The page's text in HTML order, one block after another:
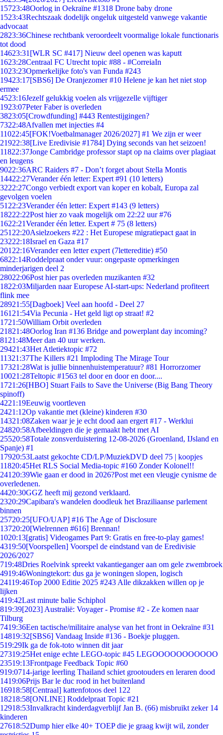
15723:48Oorlog in Oekraïne #1318 Drone baby drone
1523:43Rechtszaak dodelijk ongeluk uitgesteld vanwege vakantie
advocaat
2823:36Chinese rechtbank veroordeelt voormalige lokale functionaris
tot dood
14623:31 [WLR SC #417] Nieuw deel openen was kaputt
1623:28Centraal FC Utrecht topic #88 - #CorreiaIn
1023:23Opmerkelijke foto's van Funda #243
19423:17[SBS6] De Oranjezomer #10 Helene je kan het niet stop
ermee
4523:16Jezelf gelukkig voelen als vrijgezelle vijftiger
1923:07Peter Faber is overleden
3823:05[Crowdfunding] #443 Rentestijgingen?
7322:48Afvallen met injecties #4
11022:45[FOK!Voetbalmanager 2026/2027] #1 We zijn er weer
21922:38[Live Eredivisie #1784] Dying seconds van het seizoen!
11822:37Jonge Cambridge professor stapt op na claims over plagiaat
en leugens
9022:36ARC Raiders #7 - Don’t forget about Stella Montis
14422:27Verander één letter: Expert #91 (10 letters)
3222:27Congo verbiedt export van koper en kobalt, Europa zal
gevolgen voelen
51 22:23Verander één letter: Expert #143 (9 letters)
18222:22Post hier zo vaak mogelijk om 22:22 uur #76
1622:21Verander één letter. Expert # 75 (8 letters)
251 22:20Asielzoekers #22 : Het Europese migratiepact gaat in
23222:18Israel en Gaza #17
201 22:16Verander een letter expert (7lettereditie) #50
6822:14Roddelpraat onder vuur: ongepaste opmerkingen
minderjarigen deel 2
28022:06Post hier pas overleden muzikanten #32
1822:03Miljarden naar Europese AI-start-ups: Nederland profiteert
flink mee
28921:55[Dagboek] Veel aan hoofd - Deel 27
161 21:54Via Pecunia - Het geld ligt op straat! #2
1721:50William Orbit overleden
21821:48Oorlog Iran #136 Bridge and powerplant day incoming?
81 21:48Meer dan 40 uur werken.
29421:43Het Atletiektopic #72
11321:37The Killers #21 Imploding The Mirage Tour
17321:28Wat is jullie binnenhuistemperatuur? #81 Horrorzomer
10021:28Teltopic #1563 tel door en door en door....
1721:26[HBO] Stuart Fails to Save the Universe (Big Bang Theory
spinoff)
4221:19Eeuwig voortleven
2421:12Op vakantie met (kleine) kinderen #30
14321:08Zaken waar je je echt dood aan ergert #17 - Werklui
24820:58Afbeeldingen die je gemaakt hebt met AI
25520:58Totale zonsverduistering 12-08-2026 (Groenland, IJsland en
Spanje) #1
17920:53Laatst gekochte CD/LP/MuziekDVD deel 75 | koopjes
11820:45Het RLS Social Media-topic #160 Zonder Kolonel!!
241 20:39Wie gaan er dood in 2026?Post met een vleugje cynisme de
overledenen.
4420:30GGZ heeft mij gezond verklaard.
2320:29Capibara's wandelen doodleuk het Braziliaanse parlement
binnen
25720:25[UFO/UAP] #16 The Age of Disclosure
13720:20[Wielrennen #616] Brennan!
1020:13[gratis] Videogames Part 9: Gratis en free-to-play games!
4319:50[Voorspellen] Voorspel de eindstand van de Eredivisie
2026/2027
719:48Dries Roelvink spreekt vakantieganger aan om gele zwembroek
4919:46Woningtekort: dus ga je woningen slopen, logisch
24119:46Top 2000 Editie 2025 #243 Alle dikzakken willen op je
lijken
419:42Last minute balie Schiphol
819:39[2023] Australië: Voyager - Promise #2 - Ze komen naar
Tilburg
7419:36Een tactische/militaire analyse van het front in Oekraïne #31
14819:32[SBS6] Vandaag Inside #136 - Boekje pluggen.
519:29Ik ga de fok-toto winnen dit jaar
27319:25Het enige echte LEGO-topic #45 LEGOOOOOOOOOOO
23519:13Frontpage Feedback Topic #60
919:0714-jarige leerling Thailand schiet grootouders en leraren dood
1419:06Prijs Bar le duc rood in het buitenland
16918:58[Centraal] kattenfotoos deel 122
18218:58[ONLINE] Roddelpraat Topic #21
12918:53Invalkracht kinderdagverblijf Jan B. (66) misbruikt zeker 14
kinderen
27618:52Dump hier elke 40+ TOEP die je graag kwijt wil, zonder